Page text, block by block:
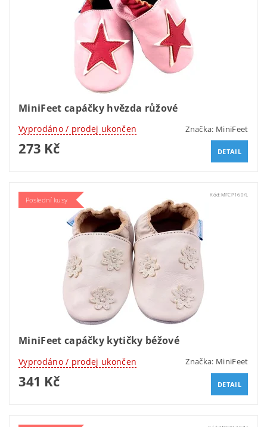
MiniFeet capáčky hvězda růžové
Vyprodáno / prodej ukončen Značka: MiniFeet
273 Kč DETAIL
Poslední kusy
Kód:MFCP160/L
MiniFeet capáčky kytičky béžové
Vyprodáno / prodej ukončen Značka: MiniFeet
341 Kč DETAIL